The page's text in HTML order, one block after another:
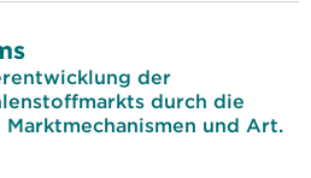
der
durch die
und Art.